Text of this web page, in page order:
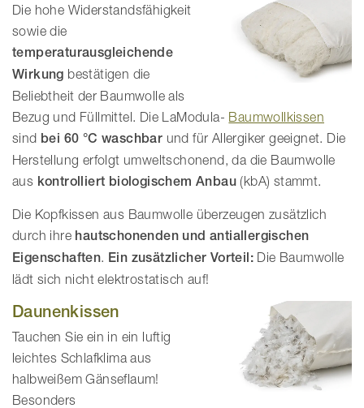
Die hohe Widerstandsfähigkeit
sowie die
temperaturausgleichende
Wirkung bestätigen die
Beliebtheit der Baumwolle als
Bezug und Füllmittel. Die LaModula- Baumwollkissen
sind bei 60 °C waschbar und für Allergiker geeignet. Die
Herstellung erfolgt umweltschonend, da die Baumwolle
aus kontrolliert biologischem Anbau (kbA) stammt.
Die Kopfkissen aus Baumwolle überzeugen zusätzlich
durch ihre hautschonenden und antiallergischen
Eigenschaften. Ein zusätzlicher Vorteil: Die Baumwolle
lädt sich nicht elektrostatisch auf!
Daunenkissen
Tauchen Sie ein in ein luftig
leichtes Schlafklima aus
halbweißem Gänseflaum!
Besonders